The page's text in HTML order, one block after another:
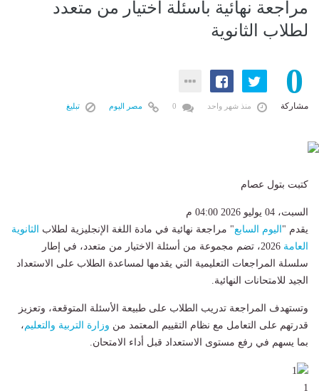
مراجعة نهائية بأسئلة اختيار من متعدد
لطلاب الثانوية
0
مشاركة منذ شهر واحد مصر اليوم تبليغ
كتبت بتول عصام
السبت، 04 يوليو 2026 04:00 م
يقدم " اليوم السابع" مراجعة نهائية في مادة اللغة الإنجليزية لطلاب
الثانوية
العامة
2026، تضم مجموعة من أسئلة الاختيار من متعدد، في إطار
سلسلة المراجعات التعليمية التي يقدمها لمساعدة الطلاب على الاستعداد
الجيد للامتحانات النهائية.
وتستهدف المراجعة تدريب الطلاب على طبيعة الأسئلة المتوقعة، وتعزيز
قدرتهم على التعامل مع نظام التقييم المعتمد من وزارة التربية والتعليم،
بما يسهم في رفع مستوى الاستعداد قبل أداء الامتحان.
1